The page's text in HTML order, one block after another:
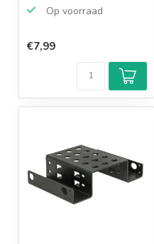
Op voorraad
€7,99